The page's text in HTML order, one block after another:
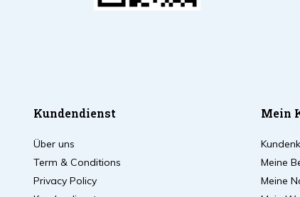
Kundendienst
Über uns
Term & Conditions
Privacy Policy
Mein
Meine
Meine